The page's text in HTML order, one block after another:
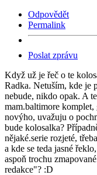
Odpovědět
Permalink
Poslat zprávu
Když už je řeč o te
Radka. Netuším, kde je
nebude, nikdo opak. A
mam.baltimore
novýho, uvažuju o
bude kolosalka?
nějaké.serie rozjeté,
a kde se teda jasné
aspoň trochu
redakce"? :D